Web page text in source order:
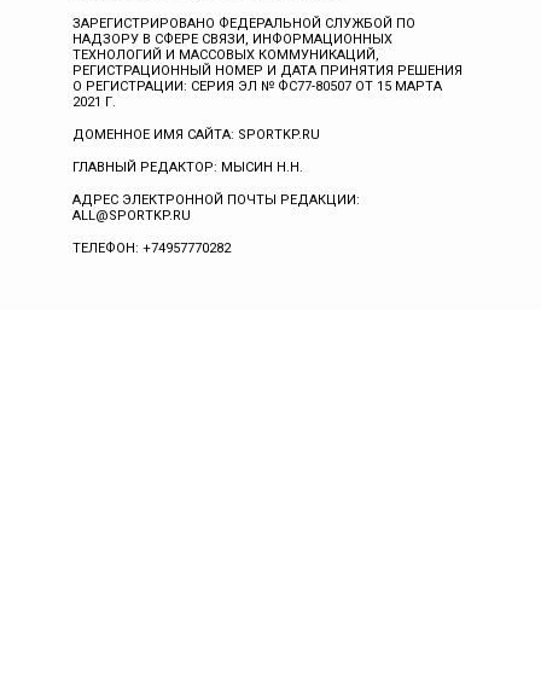
ЗАРЕГИСТРИРОВАНО ФЕДЕРАЛЬНОЙ СЛУЖБОЙ ПО
НАДЗОРУ В СФЕРЕ СВЯЗИ, ИНФОРМАЦИОННЫХ
ТЕХНОЛОГИЙ И МАССОВЫХ КОММУНИКАЦИЙ,
РЕГИСТРАЦИОННЫЙ НОМЕР И ДАТА ПРИНЯТИЯ РЕШЕНИЯ
О РЕГИСТРАЦИИ: СЕРИЯ ЭЛ № ФС77-80507 ОТ 15 МАРТА
2021 Г.
ДОМЕННОЕ ИМЯ САЙТА: SPORTKP.RU
ГЛАВНЫЙ РЕДАКТОР: МЫСИН Н.Н.
АДРЕС ЭЛЕКТРОННОЙ ПОЧТЫ РЕДАКЦИИ:
ALL@SPORTKP.RU
ТЕЛЕФОН: +74957770282